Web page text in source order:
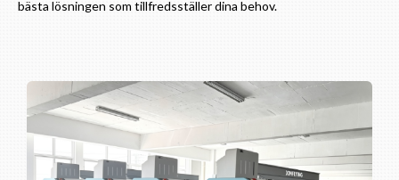
bästa lösningen som tillfredsställer dina behov.